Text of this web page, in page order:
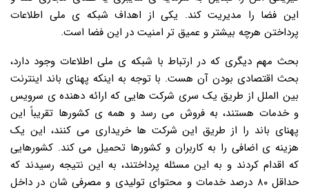
این فضا را مدیریت کند. یکی از اهداف شبکه ی ملی اطلاعات
پرداختن هرچه بیشتر و عمیق تر امنیت در این فضا است.
بحث مهم دیگری که در ارتباط با شبکه ی ملی اطلاعات وجود دارد،
بحث اقتصادی بودن آن هست. با توجه به اینکه پهنای باند اینترنت
بین الملل از طریق یک سری شرکت هایی که ارائه دهنده ی سرویس
و خدمات هستند، به فروش می رسد و همه ی کشورها تقریباً این
پهنای باند را از طریق این شرکت ها خریداری می کنند، این یک
هزینه ی اضافی را به کاربران و کشورها تحمیل می کند. کشورهایی
که اقدام کردند و به این مسئله پرداختند، به این نتیجه رسیدند که
حداقل ۸۰ درصد خدمات و محتوای تولیدی و مصرفی شان در داخل